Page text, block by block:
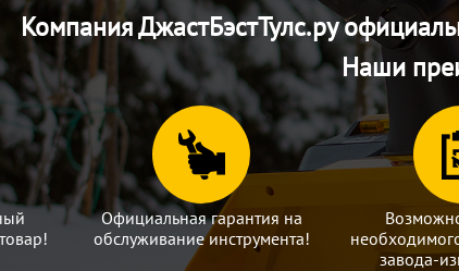
Компания ДжастБэстТулс.ру
Наши
Официальная гарантия на
обслуживание инструмента!
завода-